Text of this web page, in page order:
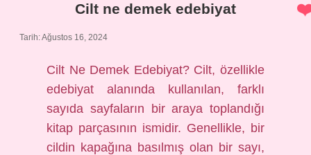
Cilt ne demek edebiyat
Tarih: Ağustos 16, 2024
Cilt Ne Demek Edebiyat? Cilt, özellikle
edebiyat alanında kullanılan, farklı
sayıda sayfaların bir araya toplandığı
kitap parçasının ismidir. Genellikle, bir
cildin kapağına basılmış olan bir sayı,